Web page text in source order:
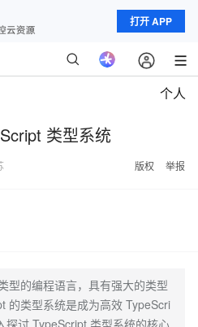
打开 APP
个人
类型系统
版权 举报
型的编程语言，具有强大的类型
的类型系统是成为高效 TypeScri
探讨 TypeScript 类型系统的核心